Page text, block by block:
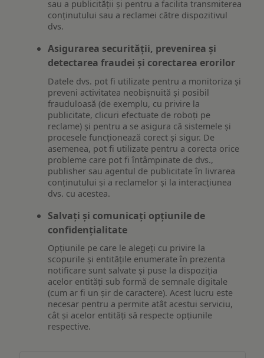
sau a publicității și pentru a facilita transmiterea
conținutului sau a reclamei către dispozitivul
dvs.
Asigurarea securității, prevenirea și
detectarea fraudei și corectarea erorilor
Datele dvs. pot fi utilizate pentru a monitoriza și
preveni activitatea neobișnuită și posibil
frauduloasă (de exemplu, cu privire la
publicitate, clicuri efectuate de roboți pe
reclame) și pentru a se asigura că sistemele și
procesele funcționează corect și sigur. De
asemenea, pot fi utilizate pentru a corecta orice
probleme care pot fi întâmpinate de dvs.,
publisher sau agentul de publicitate în livrarea
conținutului și a reclamelor și la interacțiunea
dvs. cu acestea.
Salvați și comunicați opțiunile de
confidențialitate
Opțiunile pe care le alegeți cu privire la
scopurile și entitățile enumerate în prezenta
notificare sunt salvate și puse la dispoziția
acelor entități sub formă de semnale digitale
(cum ar fi un șir de caractere). Acest lucru este
necesar pentru a permite atât acestui serviciu,
cât și acelor entități să respecte opțiunile
respective.